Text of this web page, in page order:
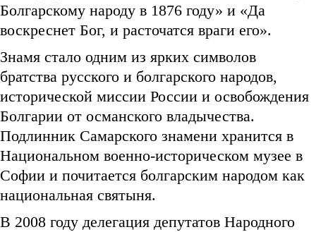
Болгарскому народу в 1876 году» и «Да
воскреснет Бог, и расточатся враги его».
Знамя стало одним из ярких символов
братства русского и болгарского народов,
исторической миссии России и освобождения
Болгарии от османского владычества.
Подлинник Самарского знамени хранится в
Национальном военно-историческом музее в
Софии и почитается болгарским народом как
национальная святыня.
В 2008 году делегация депутатов Народного